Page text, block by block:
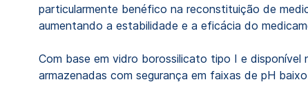
particularmente benéfico na reconstituição de
aumentando a estabilidade e a eficácia do
Com base em vidro borossilicato tipo I e disponível
armazenadas com segurança em faixas de pH